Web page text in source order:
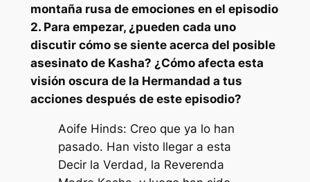
montaña rusa de emociones en el episodio
2. Para empezar, ¿pueden cada uno
discutir cómo se siente acerca del posible
asesinato de Kasha? ¿Cómo afecta esta
visión oscura de la Hermandad a tus
acciones después de este episodio?
Aoife Hinds: Creo que ya lo han
pasado. Han visto llegar a esta
Decir la Verdad, la Reverenda